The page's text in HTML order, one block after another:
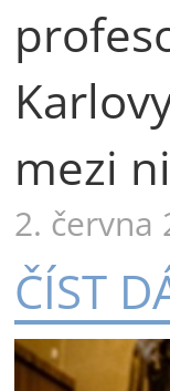
mezi
2. června
ČÍST